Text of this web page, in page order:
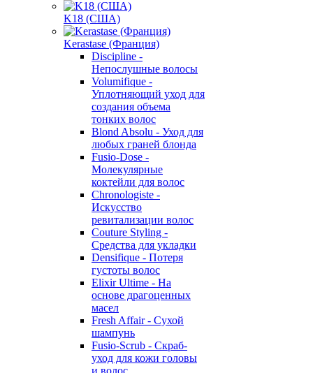
K18 (США)
Kerastase (Франция)
Discipline -
Непослушные волосы
Volumifique -
Уплотняющий уход для
создания объема
тонких волос
Blond Absolu - Уход для
любых граней блонда
Fusio-Dose -
Молекулярные
коктейли для волос
Chronologiste -
Искусство
ревитализации волос
Couture Styling -
Средства для укладки
Densifique - Потеря
густоты волос
Elixir Ultime - На
основе драгоценных
масел
Fresh Affair - Сухой
шампунь
Fusio-Scrub - Скраб-
уход для кожи головы
и волос